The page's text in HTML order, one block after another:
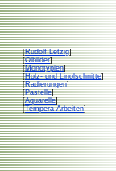
[Rudolf Letzig]
[Ölbilder]
[Monotypien]
[Holz- und Linolschnitte]
[Radierungen]
[Pastelle]
[Aquarelle]
[Tempera-Arbeiten]